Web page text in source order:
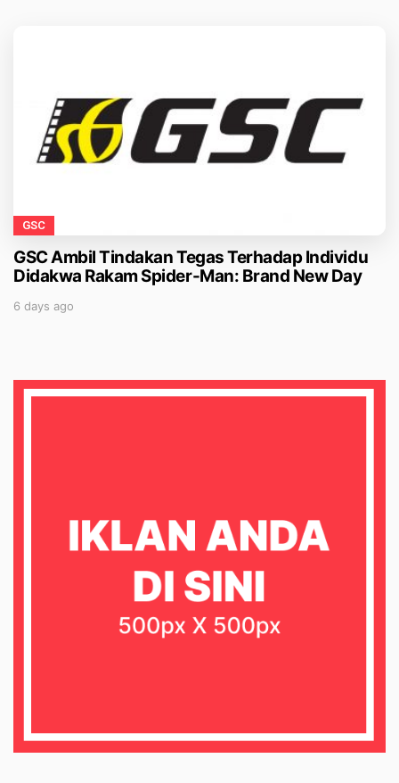
GSC
GSC Ambil Tindakan Tegas Terhadap Individu
Didakwa Rakam Spider-Man: Brand New Day
6 days ago